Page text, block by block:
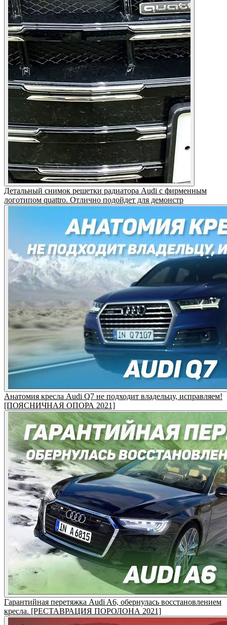
Детальный снимок решетки радиатора Audi с фирменным
логотипом quattro. Отлично подойдет для демонстр
Анатомия кресла Audi Q7 не подходит владельцу, исправляем!
[ПОЯСНИЧНАЯ ОПОРА 2021]
Гарантийная перетяжка Audi A6, обернулась восстановлением
кресла. [РЕСТАВРАЦИЯ ПОРОЛОНА 2021]